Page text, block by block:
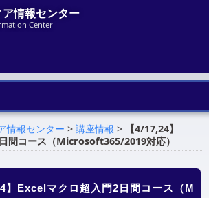
情報センター
Center
情報センター > 講座情報 >
【4/17,24】
間コース（Microsoft365/2019対応）
】Excelマクロ超入門2日間コース（M